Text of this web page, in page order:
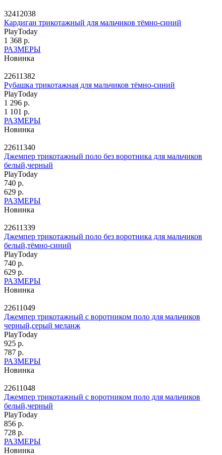
32412038
Кардиган трикотажный для мальчиков тёмно-синий
PlayToday
1 368 р.
РАЗМЕРЫ
Новинка
22611382
Рубашка трикотажная для мальчиков тёмно-синий
PlayToday
1 296 р.
1 101 р.
РАЗМЕРЫ
Новинка
22611340
Джемпер трикотажный поло без воротника для мальчиков
белый,черный
PlayToday
740 р.
629 р.
РАЗМЕРЫ
Новинка
22611339
Джемпер трикотажный поло без воротника для мальчиков
белый,тёмно-синий
PlayToday
740 р.
629 р.
РАЗМЕРЫ
Новинка
22611049
Джемпер трикотажный с воротником поло для мальчиков
черный,серый меланж
PlayToday
925 р.
787 р.
РАЗМЕРЫ
Новинка
22611048
Джемпер трикотажный с воротником поло для мальчиков
белый,черный
PlayToday
856 р.
728 р.
РАЗМЕРЫ
Новинка